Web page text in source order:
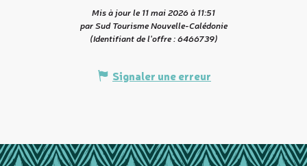
Mis à jour le 11 mai 2026 à 11:51
par Sud Tourisme Nouvelle-Calédonie
(Identifiant de l'offre :6466739)
Signaler une erreur